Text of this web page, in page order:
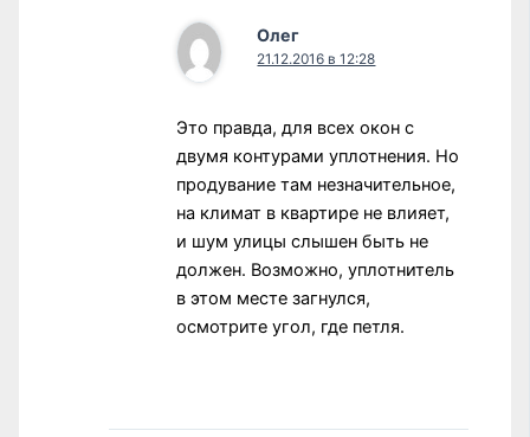
Олег
21.12.2016 в 12:28
Это правда, для всех окон с
двумя контурами уплотнения. Но
продувание там незначительное,
на климат в квартире не влияет,
и шум улицы слышен быть не
должен. Возможно, уплотнитель
в этом месте загнулся,
осмотрите угол, где петля.